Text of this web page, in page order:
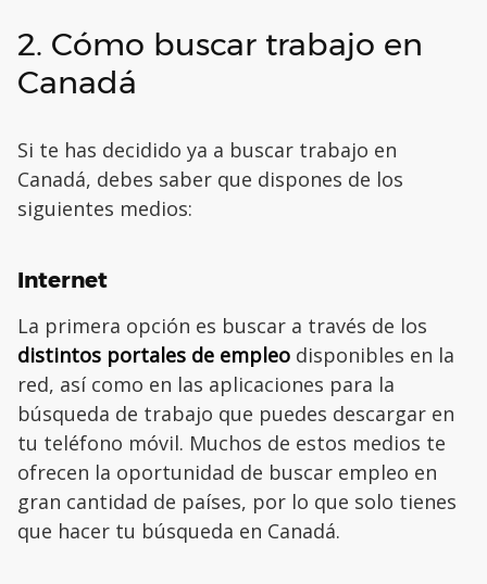
2. Cómo buscar trabajo en
Canadá
Si te has decidido ya a buscar trabajo en
Canadá, debes saber que dispones de los
siguientes medios:
Internet
La primera opción es buscar a través de los
distintos portales de empleo disponibles en la
red, así como en las aplicaciones para la
búsqueda de trabajo que puedes descargar en
tu teléfono móvil. Muchos de estos medios te
ofrecen la oportunidad de buscar empleo en
gran cantidad de países, por lo que solo tienes
que hacer tu búsqueda en Canadá.